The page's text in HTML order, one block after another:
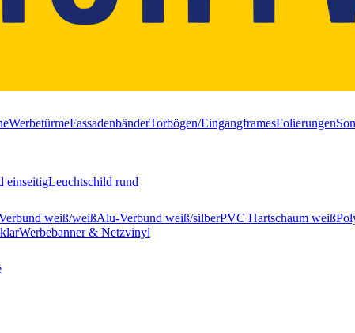
WerbetürmeFassadenbänderTorbögen/EingangframesFolierungen
einseitigLeuchtschild rund
weiß/weißAlu-Verbund weiß/silberPVC Hartschaum weiß
Werbebanner & Netzvinyl